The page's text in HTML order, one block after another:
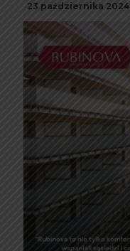
23 października 2024